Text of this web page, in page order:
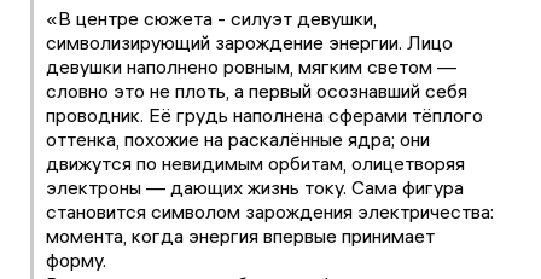
«В центре сюжета - силуэт девушки,
символизирующий зарождение энергии. Лицо
девушки наполнено ровным, мягким светом —
словно это не плоть, а первый осознавший себя
проводник. Её грудь наполнена сферами тёплого
оттенка, похожие на раскалённые ядра; они
движутся по невидимым орбитам, олицетворяя
электроны — дающих жизнь току. Сама фигура
становится символом зарождения электричества:
момента, когда энергия впервые принимает
форму.